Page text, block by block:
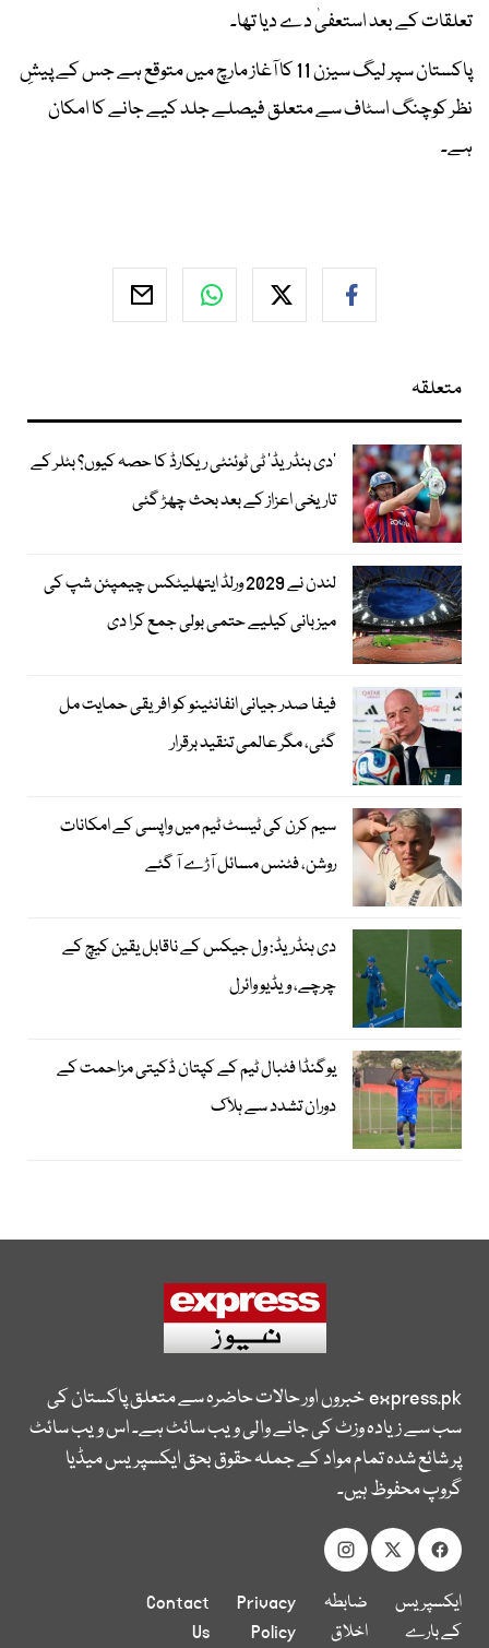
تعلقات کے بعد استعفیٰ دے دیا تھا۔
پاکستان سپر لیگ سیزن 11 کا آغاز مارچ میں متوقع ہے جس کے پیشِ
نظر کوچنگ اسٹاف سے متعلق فیصلے جلد کیے جانے کا امکان
ہے۔
متعلقہ
’دی ہنڈریڈ‘ ٹی ٹوئنٹی ریکارڈ کا حصہ کیوں؟ بٹلر کے
تاریخی اعزاز کے بعد بحث چھڑ گئی
لندن نے 2029 ورلڈ ایتھلیٹکس چیمپئن شپ کی
میزبانی کیلیے حتمی بولی جمع کرا دی
فیفا صدر جیانی انفانٹینو کو افریقی حمایت مل
گئی، مگر عالمی تنقید برقرار
سیم کرن کی ٹیسٹ ٹیم میں واپسی کے امکانات
روشن، فٹنس مسائل آڑے آ گئے
دی ہنڈریڈ: ول جیکس کے ناقابل یقین کیچ کے
چرچے، ویڈیو وائرل
یوگنڈا فٹبال ٹیم کے کپتان ڈکیتی مزاحمت کے
دوران تشدد سے ہلاک
express.pkخبروں اور حالات حاضرہ سے متعلق پاکستان کی
سب سے زیادہ وزٹ کی جانے والی ویب سائٹ ہے۔ اس ویب سائٹ
پر شائع شدہ تمام مواد کے جملہ حقوق بحق ایکسپریس میڈیا
گروپ محفوظ ہیں۔
ایکسپریس
کے بارے
ضابطہ
اخلاق
Privacy
Policy
Contact
Us